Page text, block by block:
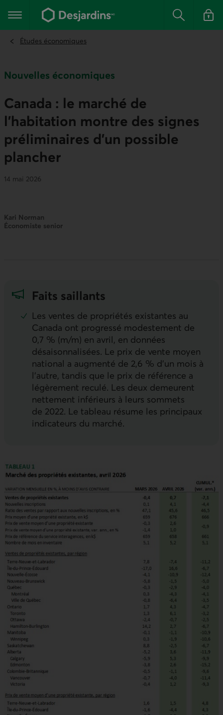
contenu
Menu principal Rechercher
Se
Études économiques
Nouvelles économiques
Canada : le marché de
l’habitation montre des signes
préliminaires d’un possible
plancher
14 mai 2026
Kari Norman
Économiste senior
Faits saillants
Les ventes de propriétés existantes au
Canada ont progressé modestement de
0,7 % (m/m) en avril, en données
désaisonnalisées. Le prix de vente moyen
national a augmenté de 2,6 % d’un mois à
l’autre, tandis que le prix de référence a
légèrement reculé. Les deux demeurent
nettement inférieurs à leurs sommets
de 2022. Le tableau résume les principaux
indicateurs du marché.